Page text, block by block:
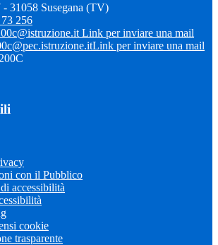
31058 Susegana (TV)
256
Link per inviare una mail
Link per inviare una mail
con il Pubblico
accessibilità
cookie
trasparente